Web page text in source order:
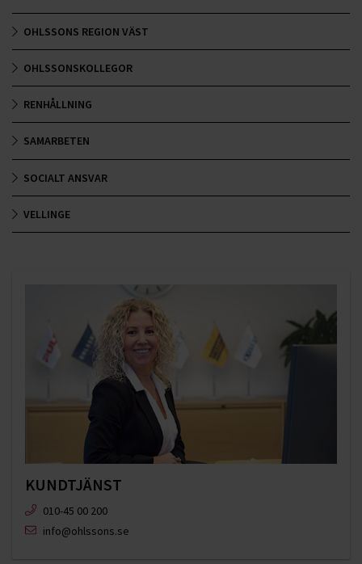
OHLSSONS REGION VÄST
OHLSSONSKOLLEGOR
RENHÅLLNING
SAMARBETEN
SOCIALT ANSVAR
VELLINGE
KUNDTJÄNST
010-45 00 200​
info@ohlssons.se